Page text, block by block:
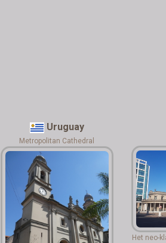
Uruguay
Metropolitan Cathedral
Het neo-